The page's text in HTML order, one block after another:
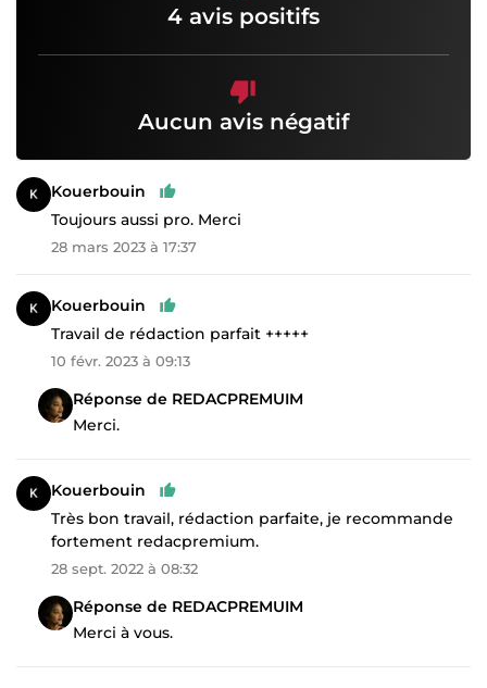
4 avis positifs
Aucun avis négatif
Kouerbouin
Toujours aussi pro. Merci
28 mars 2023 à 17:37
Kouerbouin
Travail de rédaction parfait +++++
10 févr. 2023 à 09:13
Réponse de REDACPREMUIM
Merci.
Kouerbouin
Très bon travail, rédaction parfaite, je recommande
fortement redacpremium.
28 sept. 2022 à 08:32
Réponse de REDACPREMUIM
Merci à vous.